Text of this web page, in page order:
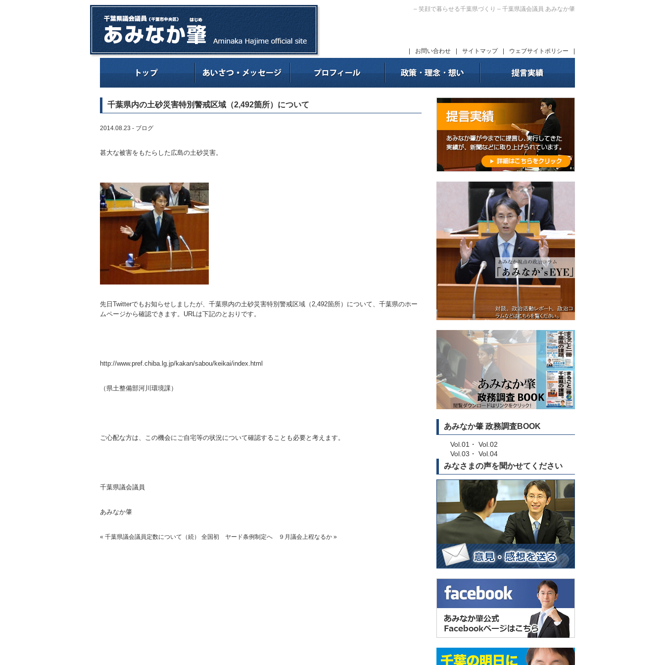
– 笑顔で暮らせる千葉県づくり – 千葉県議会議員 あみなか肇
お問い合わせ サイトマップ ウェブサイトポリシー
千葉県内の土砂災害特別警戒区域（2,492箇所）について
2014.08.23 - ブログ
甚大な被害をもたらした広島の土砂災害。
先日Twitterでもお知らせしましたが、千葉県内の土砂災害特別警戒区域（2,492箇所）について、千葉県のホー
ムページから確認できます。URLは下記のとおりです。
http://www.pref.chiba.lg.jp/kakan/sabou/keikai/index.html
（県土整備部河川環境課）
ご心配な方は、この機会にご自宅等の状況について確認することも必要と考えます。
千葉県議会議員
あみなか肇
« 千葉県議会議員定数について（続） 全国初 ヤード条例制定へ ９月議会上程なるか »
あみなか肇 政務調査BOOK
Vol.01 ・ Vol.02
Vol.03 ・ Vol.04
みなさまの声を聞かせてください